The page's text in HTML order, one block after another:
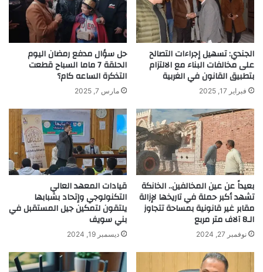
الجندي: تسهيل إجراءات التصالح
على مخالفات البناء مع الالتزام
بتطبيق القانون في الغربية
فبراير 17, 2025
حل سؤال مدفع رمضان اليوم
الحلقة 7 ماما السباح قطعت
التذكرة الساعه كام؟
مارس 7, 2025
بعيداً عن عين المخالفين.. الخانكة
تشهد أكبر حملة في تاريخها لإزالة
مقابر غير قانونية بمساحة تتجاوز
الـ8 آلاف متر مربع
نوفمبر 27, 2024
قيادات المعهد العالي
التكنولوجي وإتحاد بشبابها
يلتقون لتمكين جيل المستقبل في
بني سويف
ديسمبر 19, 2024